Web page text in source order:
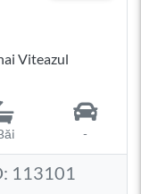
Viteazul
-
113101